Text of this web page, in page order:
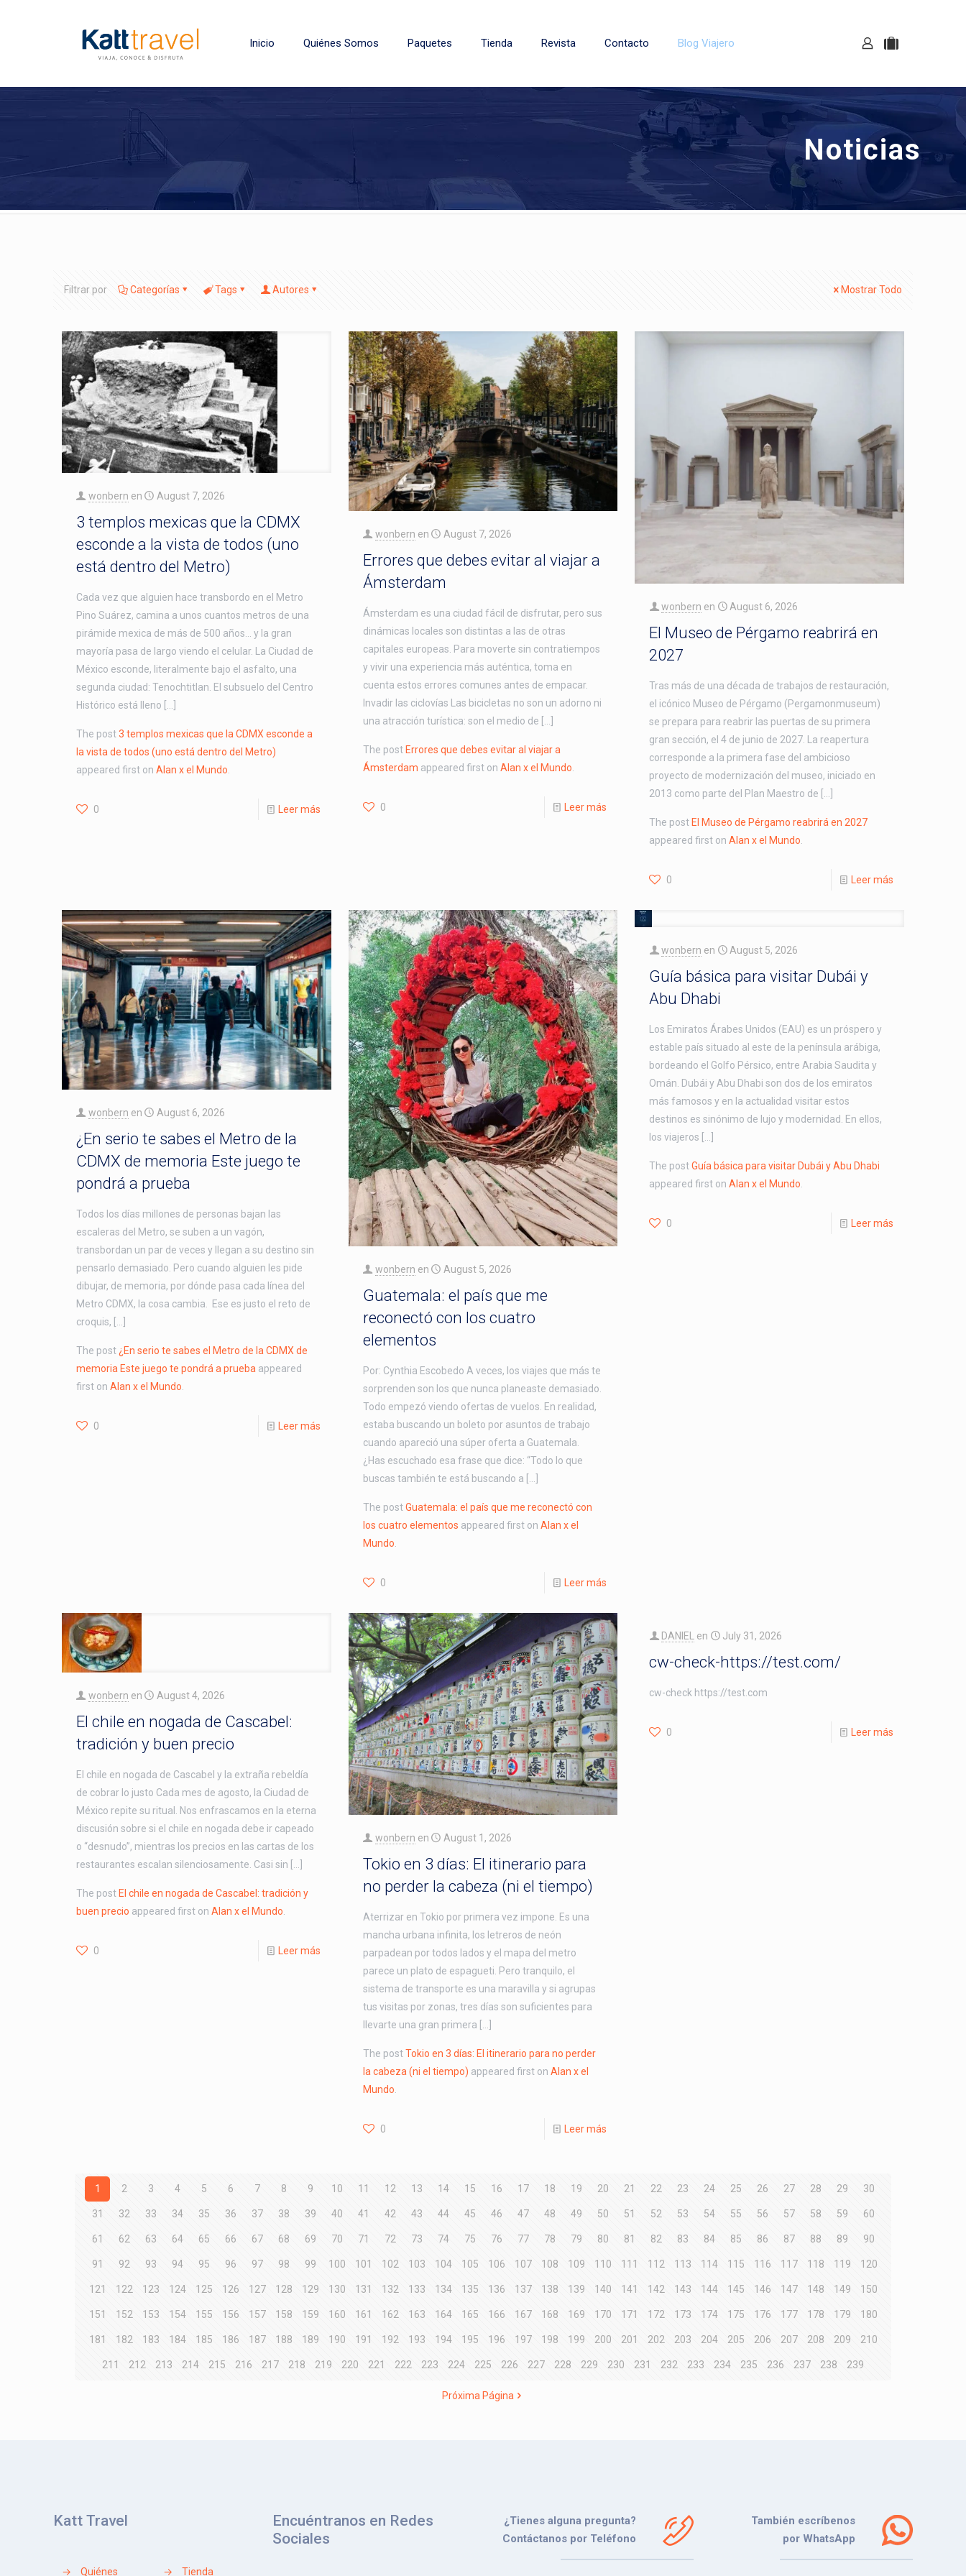
Inicio Quiénes Somos Paquetes Tienda Revista Contacto Blog Viajero
Noticias
Filtrar por Categorías Tags Autores Mostrar Todo
wonbern en August 7, 2026
3 templos mexicas que la CDMX
esconde a la vista de todos (uno
está dentro del Metro)
Cada vez que alguien hace transbordo en el Metro
Pino Suárez, camina a unos cuantos metros de una
pirámide mexica de más de 500 años… y la gran
mayoría pasa de largo viendo el celular. La Ciudad de
México esconde, literalmente bajo el asfalto, una
segunda ciudad: Tenochtitlan. El subsuelo del Centro
Histórico está lleno […]
The post3 templos mexicas que la CDMX esconde a
la vista de todos (uno está dentro del Metro)
appeared first on Alan x el Mundo
0 Leer más
wonbern en August 7, 2026
Errores que debes evitar al viajar a
Ámsterdam
Ámsterdam es una ciudad fácil de disfrutar, pero sus
dinámicas locales son distintas a las de otras
capitales europeas. Para moverte sin contratiempos
y vivir una experiencia más auténtica, toma en
cuenta estos errores comunes antes de empacar.
Invadir las ciclovías Las bicicletas no son un adorno ni
una atracción turística: son el medio de […]
The post Errores que debes evitar al viajar a
Ámsterdam appeared first on Alan x el Mundo.
0 Leer más
wonbern en August 6, 2026
El Museo de Pérgamo reabrirá en
2027
Tras más de una década de trabajos de restauración,
el icónico Museo de Pérgamo (Pergamonmuseum)
se prepara para reabrir las puertas de su primera
gran sección, el 4 de junio de 2027. La reapertura
corresponde a la primera fase del ambicioso
proyecto de modernización del museo, iniciado en
2013 como parte del Plan Maestro de […]
The post El Museo de Pérgamo reabrirá en 2027
appeared first onAlan x el Mundo.
0 Leer más
wonbern en August 6, 2026
¿En serio te sabes el Metro de la
CDMX de memoria Este juego te
pondrá a prueba
Todos los días millones de personas bajan las
escaleras del Metro, se suben a un vagón,
transbordan un par de veces y llegan a su destino sin
pensarlo demasiado. Pero cuando alguien les pide
dibujar, de memoria, por dónde pasa cada línea del
Metro CDMX, la cosa cambia. Ese es justo el reto de
croquis, […]
The post ¿En serio te sabes el Metro de la CDMX de
memoria Este juego te pondrá a prueba appeared
first on Alan x el Mundo
0 Leer más
wonbern en August 5, 2026
Guatemala: el país que me
reconectó con los cuatro
elementos
Por: Cynthia Escobedo A veces, los viajes que más te
sorprenden son los que nunca planeaste demasiado.
Todo empezó viendo ofertas de vuelos. En realidad,
estaba buscando un boleto por asuntos de trabajo
cuando apareció una súper oferta a Guatemala.
¿Has escuchado esa frase que dice: “Todo lo que
buscas también te está buscando a […]
The postGuatemala: el país que me reconectó con
los cuatro elementos appeared first on Alan x el
Mundo
0 Leer más
wonbern en August 5, 2026
Guía básica para visitar Dubái y
Abu Dhabi
Los Emiratos Árabes Unidos (EAU) es un próspero y
estable país situado al este de la península arábiga,
bordeando el Golfo Pérsico, entre Arabia Saudita y
Omán. Dubái y Abu Dhabi son dos de los emiratos
más famosos y en la actualidad visitar estos
destinos es sinónimo de lujo y modernidad. En ellos,
los viajeros […]
The postGuía básica para visitar Dubái y Abu Dhabi
appeared first onAlan x el Mundo.
0 Leer más
wonbern en August 4, 2026
El chile en nogada de Cascabel:
tradición y buen precio
El chile en nogada de Cascabel y la extraña rebeldía
de cobrar lo justo Cada mes de agosto, la Ciudad de
México repite su ritual. Nos enfrascamos en la eterna
discusión sobre si el chile en nogada debe ir capeado
o “desnudo”, mientras los precios en las cartas de los
restaurantes escalan silenciosamente. Casi sin […]
The post El chile en nogada de Cascabel: tradición y
buen precio appeared first on Alan x el Mundo
0 Leer más
wonbern en August 1, 2026
Tokio en 3 días: El itinerario para
no perder la cabeza (ni el tiempo)
Aterrizar en Tokio por primera vez impone. Es una
mancha urbana infinita, los letreros de neón
parpadean por todos lados y el mapa del metro
parece un plato de espagueti. Pero tranquilo, el
sistema de transporte es una maravilla y si agrupas
tus visitas por zonas, tres días son suficientes para
llevarte una gran primera […]
The postTokio en 3 días: El itinerario para no perder
la cabeza (ni el tiempo) appeared first on Alan x el
Mundo
0 Leer más
DANIEL en July 31, 2026
cw-check-https://test.com/
cw-check https://test.com
0 Leer más
1 2 3 4 5 6 7 8 9 10 11 12 13 14 15 16 17 18 19 20 21 22 23 24 25 26 27 28 29 30
31 32 33 34 35 36 37 38 39 40 41 42 43 44 45 46 47 48 49 50 51 52 53 54 55 56 57 58 59 60
61 62 63 64 65 66 67 68 69 70 71 72 73 74 75 76 77 78 79 80 81 82 83 84 85 86 87 88 89 90
91 92 93 94 95 96 97 98 99 100 101 102 103 104 105 106 107 108 109 110 111 112 113 114 115 116 117 118 119 120
121 122 123 124 125 126 127 128 129 130 131 132 133 134 135 136 137 138 139 140 141 142 143 144 145 146 147 148 149 150
151 152 153 154 155 156 157 158 159 160 161 162 163 164 165 166 167 168 169 170 171 172 173 174 175 176 177 178 179 180
181 182 183 184 185 186 187 188 189 190 191 192 193 194 195 196 197 198 199 200 201 202 203 204 205 206 207 208 209 210
211 212 213 214 215 216 217 218 219 220 221 222 223 224 225 226 227 228 229 230 231 232 233 234 235 236 237 238 239
Próxima Página
Katt Travel
→ Quiénes → Tienda
Encuéntranos en Redes
Sociales
¿Tienes alguna pregunta?
Contáctanos por Teléfono
También escríbenos
por WhatsApp